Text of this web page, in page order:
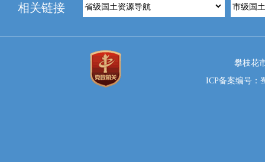
相关链接
攀枝花
ICP备案编号：